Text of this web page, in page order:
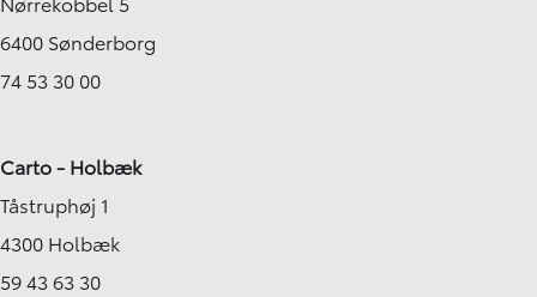
6400 Sønderborg
74 53 30 00
Carto - Holbæk
Tåstruphøj 1
4300 Holbæk
59 43 63 30